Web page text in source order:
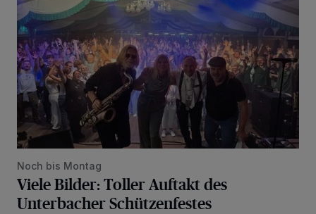
Noch bis Montag
Viele Bilder: Toller Auftakt des
Unterbacher Schützenfestes